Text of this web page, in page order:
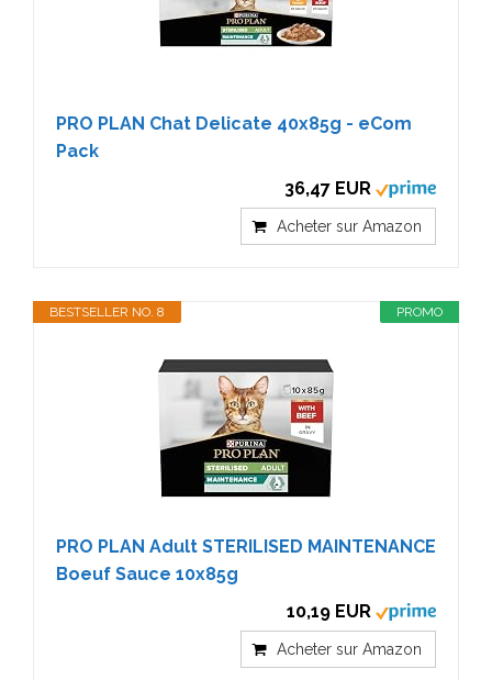
PRO PLAN Chat Delicate 40x85g - eCom
Pack
36,47 EUR
Acheter sur Amazon
PROMO
BESTSELLER NO. 8
PRO PLAN Adult STERILISED MAINTENANCE
Boeuf Sauce 10x85g
10,19 EUR
Acheter sur Amazon